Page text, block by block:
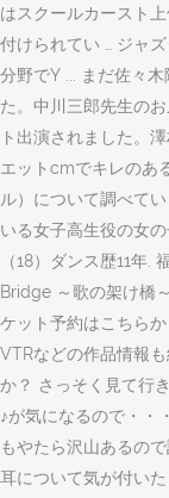
はスクールカースト
付けられてい … ジャ
分野でY ... まだ佐々
た。中川三郎先生の
ト出演されました。
エットcmでキレのあ
ル）について調べて
いる女子高生役の女
（18）ダンス歴11年.
Bridge ～歌の架け橋
ケット予約はこちら
VTRなどの作品情報
か？ さっそく見て行
♪が気になるので・・
もやたら沢山あるの
耳について気が付い